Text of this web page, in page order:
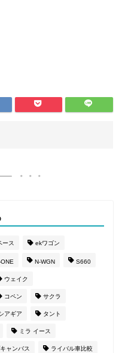
ース ekワゴン
ONE N-WGN S660
ウェイク
コペン サクラ
アギア タント
ミラ イース
ャンバス ライバル車比較